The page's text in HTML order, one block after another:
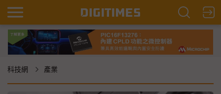
科技網 產業